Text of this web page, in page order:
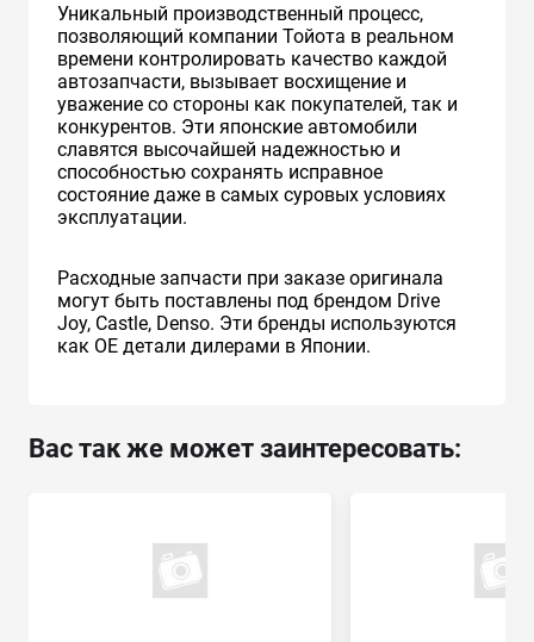
Уникальный производственный процесс,
позволяющий компании Тойота в реальном
времени контролировать качество каждой
автозапчасти, вызывает восхищение и
уважение со стороны как покупателей, так и
конкурентов. Эти японские автомобили
славятся высочайшей надежностью и
способностью сохранять исправное
состояние даже в самых суровых условиях
эксплуатации.
Расходные запчасти при заказе оригинала
могут быть поставлены под брендом Drive
Joy, Castle, Denso. Эти бренды используются
как ОЕ детали дилерами в Японии.
Вас так же может заинтересовать: